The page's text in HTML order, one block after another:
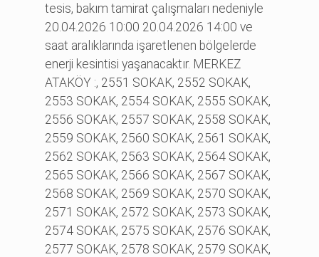
tesis, bakım tamirat çalışmaları nedeniyle
20.04.2026 10:00 20.04.2026 14:00 ve
saat aralıklarında işaretlenen bölgelerde
enerji kesintisi yaşanacaktır. MERKEZ
ATAKÖY :, 2551 SOKAK, 2552 SOKAK,
2553 SOKAK, 2554 SOKAK, 2555 SOKAK,
2556 SOKAK, 2557 SOKAK, 2558 SOKAK,
2559 SOKAK, 2560 SOKAK, 2561 SOKAK,
2562 SOKAK, 2563 SOKAK, 2564 SOKAK,
2565 SOKAK, 2566 SOKAK, 2567 SOKAK,
2568 SOKAK, 2569 SOKAK, 2570 SOKAK,
2571 SOKAK, 2572 SOKAK, 2573 SOKAK,
2574 SOKAK, 2575 SOKAK, 2576 SOKAK,
2577 SOKAK, 2578 SOKAK, 2579 SOKAK,